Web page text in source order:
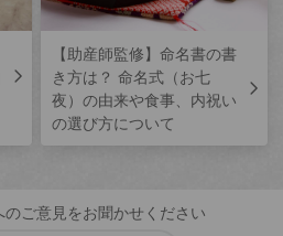
【助産師監修】命名書の書
き方は？ 命名式（お七
夜）の由来や食事、内祝い
の選び方について
ご意見をお聞かせください